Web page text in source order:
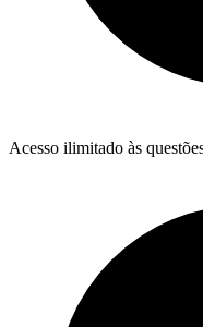
Acesso ilimitado às